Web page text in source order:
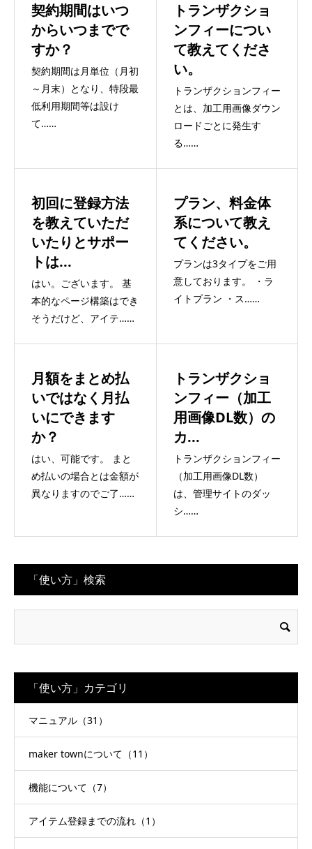
契約期間はいつ
からいつまでで
すか？
契約期間は月単位（月初
～月末）となり、特段最
低利用期間等は設け
て……
トランザクショ
ンフィーについ
て教えてくださ
い。
トランザクションフィー
とは、加工用画像ダウン
ロードごとに発生す
る……
初回に登録方法
を教えていただ
いたりとサポー
トは...
はい。ございます。 基
本的なページ構築はでき
そうだけど、アイテ……
プラン、料金体
系について教え
てください。
プランは3タイプをご用
意しております。 ・ラ
イトプラン ・ス……
月額をまとめ払
いではなく月払
いにできます
か？
はい、可能です。 まと
め払いの場合とは金額が
異なりますのでご了……
トランザクショ
ンフィー（加工
用画像DL数）の
カ...
トランザクションフィー
（加工用画像DL数）
は、管理サイトのダッ
シ……
「使い方」検索
「使い方」カテゴリ
マニュアル（31）
maker townについて（11）
機能について（7）
アイテム登録までの流れ（1）